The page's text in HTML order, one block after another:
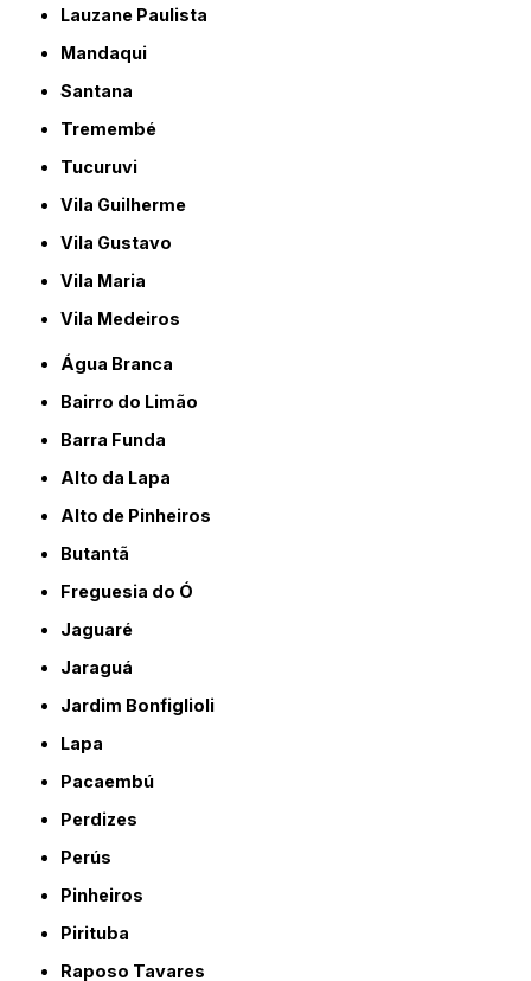
Lauzane Paulista
Mandaqui
Santana
Tremembé
Tucuruvi
Vila Guilherme
Vila Gustavo
Vila Maria
Vila Medeiros
Água Branca
Bairro do Limão
Barra Funda
Alto da Lapa
Alto de Pinheiros
Butantã
Freguesia do Ó
Jaguaré
Jaraguá
Jardim Bonfiglioli
Lapa
Pacaembú
Perdizes
Perús
Pinheiros
Pirituba
Raposo Tavares